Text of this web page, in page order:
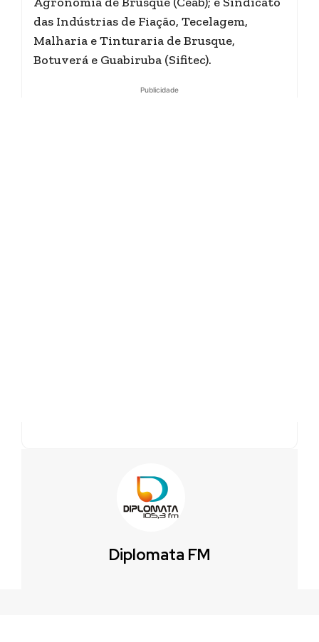
das Indústrias de Fiação, Tecelagem,
Malharia e Tinturaria de Brusque,
Botuverá e Guabiruba (Sifitec).
Publicidade
Diplomata FM